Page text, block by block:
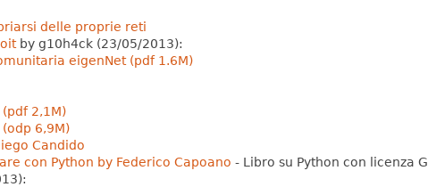
delle proprie reti
by g10h4ck (23/05/2013):
eigenNet (pdf 1.6M)
2,1M)
6,9M)
Candido
con Python by Federico Capoano - Libro su Python con licenza